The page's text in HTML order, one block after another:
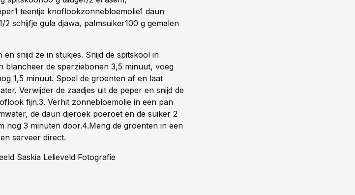
teentje knoflookzonnebloemolie1 daun
schijfje gula djawa, palmsuiker100 g gemalen
en snijd ze in stukjes. Snijd de spitskool in
blancheer de sperziebonen 3,5 minuut, voeg
1,5 minuut. Spoel de groenten af en laat
Verwijder de zaadjes uit de peper en snijd de
fijn.3. Verhit zonnebloemolie in een pan
de daun djeroek poeroet en de suiker 2
nog 3 minuten door.4.Meng de groenten in een
serveer direct.
Saskia Lelieveld Fotografie